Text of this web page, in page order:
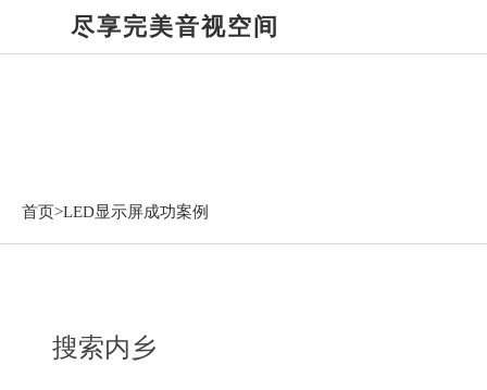
尽享完美音视空间
首页>LED显示屏成功案例
搜索内乡